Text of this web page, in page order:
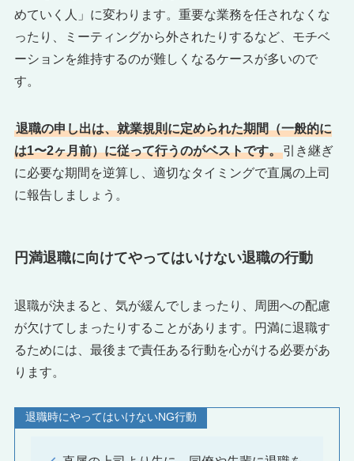
めていく人」に変わります。重要な業務を任されなくな
ったり、ミーティングから外されたりするなど、モチベ
ーションを維持するのが難しくなるケースが多いので
す。
退職の申し出は、就業規則に定められた期間（一般的に
は1〜2ヶ月前）に従って行うのがベストです。引き継ぎ
に必要な期間を逆算し、適切なタイミングで直属の上司
に報告しましょう。
円満退職に向けてやってはいけない退職の行動
退職が決まると、気が緩んでしまったり、周囲への配慮
が欠けてしまったりすることがあります。円満に退職す
るためには、最後まで責任ある行動を心がける必要があ
ります。
退職時にやってはいけないNG行動